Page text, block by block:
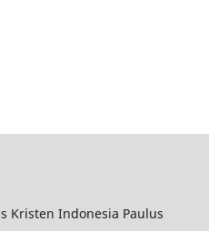
Kristen Indonesia Paulus